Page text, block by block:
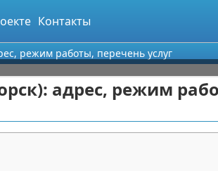
Контакты
режим работы, перечень услуг
адрес, режим